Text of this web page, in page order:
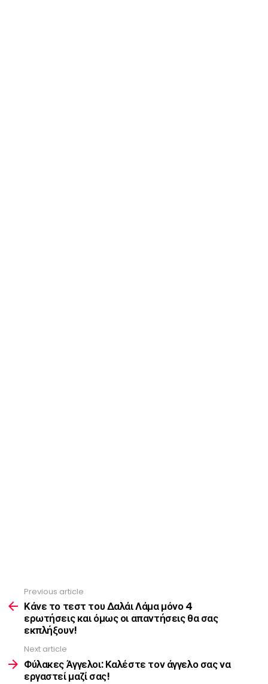
more
Previous article
Κάνε το τεστ του Δαλάι Λάμα μόνο 4
ερωτήσεις και όμως οι απαντήσεις θα σας
εκπλήξουν!
Next article
Φύλακες Άγγελοι: Καλέστε τον άγγελο σας να
εργαστεί μαζί σας!